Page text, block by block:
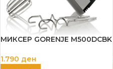
МИКСЕР GORENJE M500DCBK
1.790 ден